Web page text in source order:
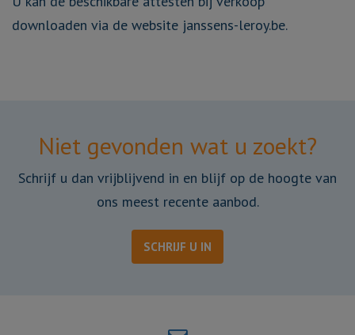
downloaden via de website janssens-leroy.be.
Niet gevonden wat u zoekt?
Schrijf u dan vrijblijvend in en blijf op de hoogte van
ons meest recente aanbod.
SCHRIJF U IN